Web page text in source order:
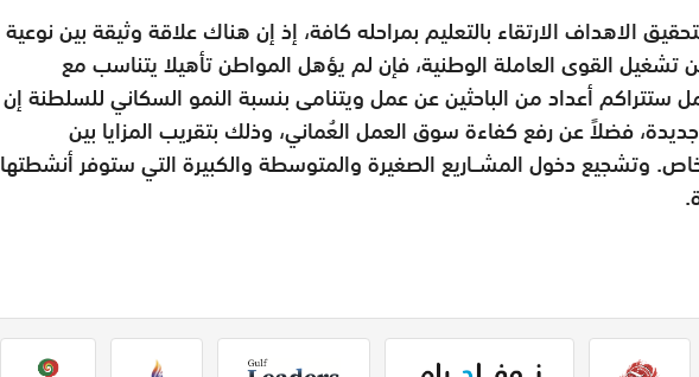
الاهداف الارتقاء بالتعليم بمراحله كافة، إذ إن هناك علاقة وثيقة بين نوعية
تشغيل القوى العاملة الوطنية، فإن لم يؤهل المواطن تأهيلا يتناسب مع
أعداد من الباحثين عن عمل ويتنامى بنسبة النمو السكاني للسلطنة إن
فضلاً عن رفع كفاءة سوق العمل العُماني، وذلك بتقريب المزايا بين
وتشجيع دخول المشــاريع الصغيرة والمتوسطة والكبيرة التي ستوفر أنشطتها